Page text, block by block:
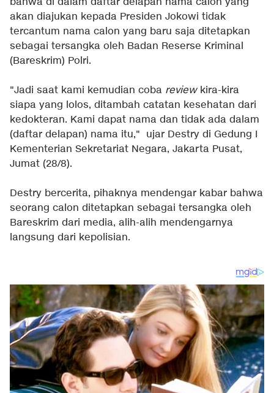
akan diajukan kepada Presiden Jokowi tidak
tercantum nama calon yang baru saja ditetapkan
sebagai tersangka oleh Badan Reserse Kriminal
(Bareskrim) Polri.
"Jadi saat kami kemudian coba reviewkira-kira
siapa yang lolos, ditambah catatan kesehatan dari
kedokteran. Kami dapat nama dan tidak ada dalam
(daftar delapan) nama itu," ujar Destry di Gedung I
Kementerian Sekretariat Negara, Jakarta Pusat,
Jumat (28/8).
Destry bercerita, pihaknya mendengar kabar bahwa
seorang calon ditetapkan sebagai tersangka oleh
Bareskrim dari media, alih-alih mendengarnya
langsung dari kepolisian.